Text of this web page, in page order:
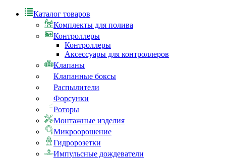
Каталог товаров
Комплекты для полива
Контроллеры
Контроллеры
Аксессуары для контроллеров
Клапаны
Клапанные боксы
Распылители
Форсунки
Роторы
Монтажные изделия
Микроорошение
Гидророзетки
Импульсные дождеватели